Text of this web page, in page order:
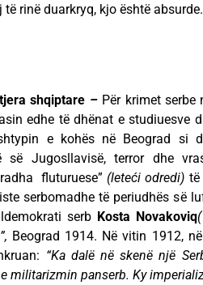
rinë duarkryq, kjo është absurde.
shqiptare – Për krimet serbe
edhe të dhënat e studiuesve
e kohës në Beograd si
së Jugosllavisë, terror dhe
fluturuese” (leteći odredi) të
serbomadhe të periudhës së
serb Kosta Novakoviq
Beograd 1914. Në vitin 1912,
“Ka dalë në skenë një
militarizmin panserb. Ky